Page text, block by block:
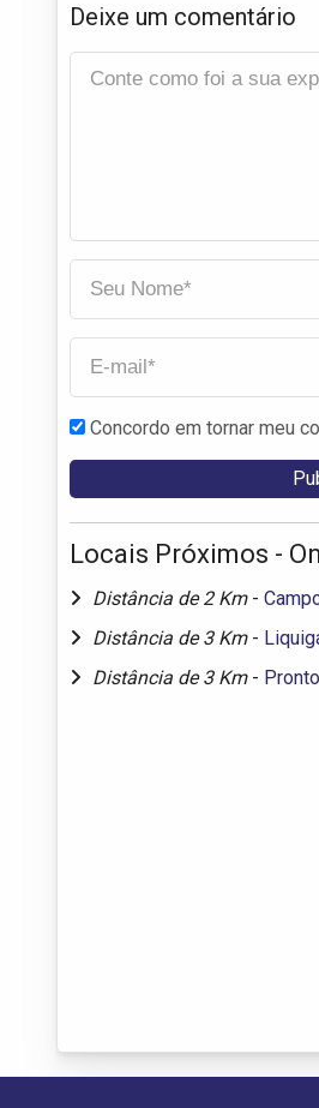
Deixe um comentário
Concordo em tornar meu
Locais Próximos -
Distância de 2 Km -
Distância de 3 Km -
Distância de 3 Km -